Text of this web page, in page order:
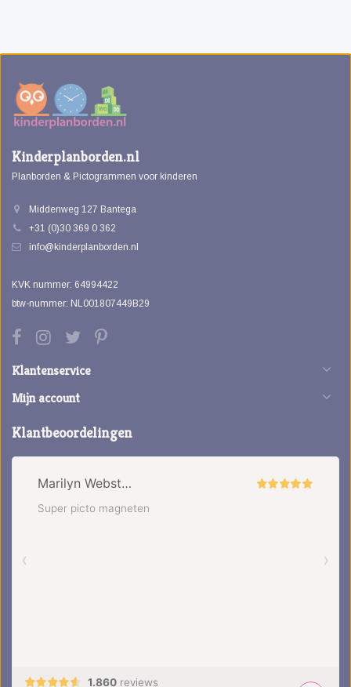
Kinderplanborden.nl
Planborden & Pictogrammen voor kinderen
Middenweg 127 Bantega
+31 (0)30 369 0 362
info@kinderplanborden.nl
KVK nummer: 64994422
btw-nummer: NL001807449B29
Klantenservice
Mijn account
Klantbeoordelingen